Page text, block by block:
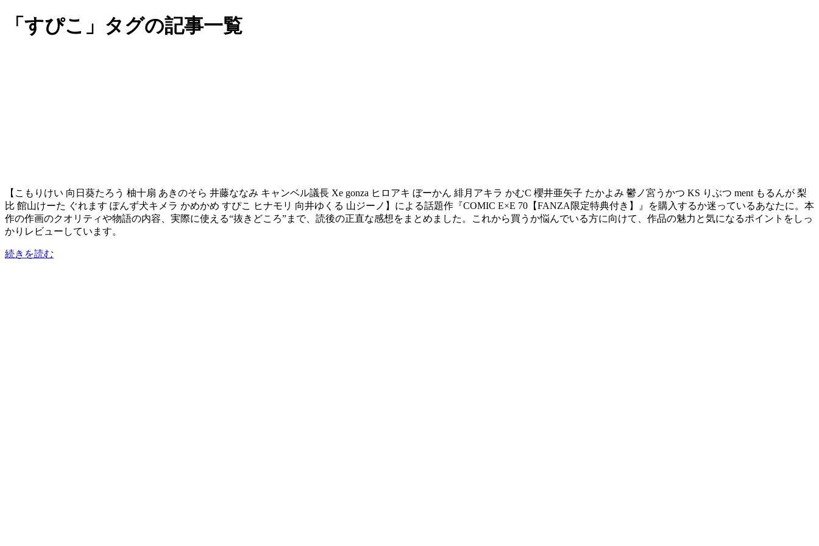
「すぴこ」タグの記事一覧
【こもりけい 向日葵たろう 柚十扇 あきのそら 井藤ななみ キャンベル議長 Xe gonza ヒロアキ ぼーかん 緋月アキラ かむC 櫻井亜矢子 たかよみ 鬱ノ宮うかつ KS りぶつ ment もるんが 梨
比 館山けーた ぐれます ぽんず犬キメラ かめかめ すぴこ ヒナモリ 向井ゆくる 山ジーノ】による話題作『COMIC E×E 70【FANZA限定特典付き】』を購入するか迷っているあなたに。本
作の作画のクオリティや物語の内容、実際に使える“抜きどころ”まで、読後の正直な感想をまとめました。これから買うか悩んでいる方に向けて、作品の魅力と気になるポイントをしっ
かりレビューしています。
続きを読む